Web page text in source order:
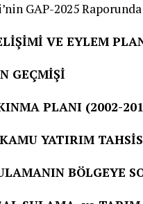
GAP-2025
VE EYLEM
GEÇMİŞİ
PLANI (2002-
YATIRIM
BÖLGEYE